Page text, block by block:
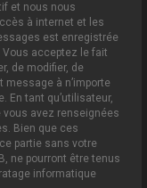
et nous nous
à internet et les
est enregistrée
Vous acceptez le fait
de modifier, de
message à n’importe
En tant qu’utilisateur,
avez renseignées
Bien que ces
partie sans votre
ne pourront être tenus
informatique